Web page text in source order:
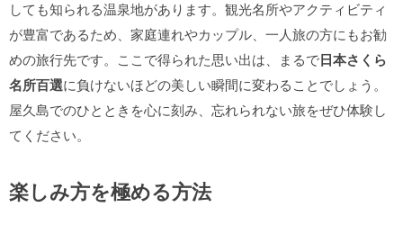
しても知られる温泉地があります。観光名所やアクティビティ
が豊富であるため、家庭連れやカップル、一人旅の方にもお勧
めの旅行先です。ここで得られた思い出は、まるで日本さくら
名所百選に負けないほどの美しい瞬間に変わることでしょう。
屋久島でのひとときを心に刻み、忘れられない旅をぜひ体験し
てください。
楽しみ方を極める方法